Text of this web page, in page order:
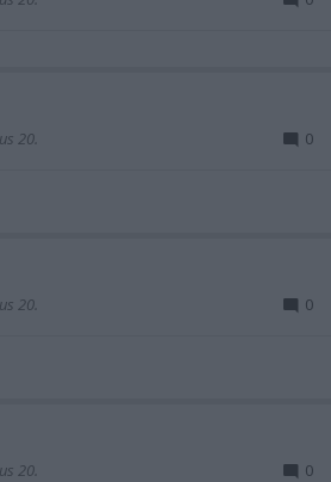
20. 0
20. 0
20. 0